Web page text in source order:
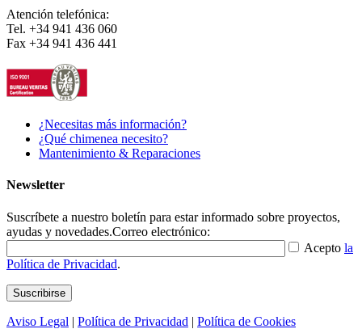
Atención telefónica:
Tel. +34 941 436 060
Fax +34 941 436 441
¿Necesitas más información?
¿Qué chimenea necesito?
Mantenimiento & Reparaciones
Newsletter
Suscríbete a nuestro boletín para estar informado sobre proyectos,
ayudas y novedades.Correo electrónico:
Acepto la
Política de Privacidad.
Aviso Legal | Política de Privacidad | Política de Cookies